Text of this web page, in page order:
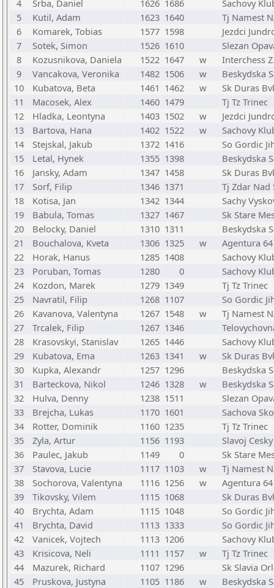
4
Srba, Daniel 1626 1686
Sachovy
5
Kutil, Adam 1623 1640
Tj Namest
6
Komarek, Tobias 1577 1598
Jezdci
7
Sotek, Simon 1526 1610
Slezan
8
Kozusnikova, Daniela 1522 1647 w
Interchess
9
Vancakova, Veronika 1482 1506 w
Beskydska
10
Kubatova, Beta 1461 1462 w
Sk Duras
11
Macosek, Alex 1460 1479
Tj Tz Trinec
12
Hladka, Leontyna 1403 1502 w
Jezdci
13
Bartova, Hana 1402 1522 w
Sachovy
14
Stejskal, Jakub 1372 1416
So Gordic
15
Letal, Hynek 1355 1398
Beskydska
16
Jansky, Adam 1347 1458
Sk Duras
17
Sorf, Filip 1346 1371
Tj Zdar Nad
18
Kotisa, Jan 1342 1344
Sachy
19
Babula, Tomas 1327 1467
Sk Stare
20
Belocky, Daniel 1310 1311
Beskydska
21
Bouchalova, Kveta 1306 1325 w
Agentura
22
Horak, Hanus 1285 1408
Sachovy
23
Poruban, Tomas 1280 0
Sachovy
24
Kozdon, Marek 1279 1349
Tj Tz Trinec
25
Navratil, Filip 1268 1107
So Gordic
26
Kavanova, Valentyna 1267 1548 w
Tj Namest
27
Trcalek, Filip 1267 1346
28
Krasovskyi, Stanislav 1265 1446
Sachovy
29
Kubatova, Ema 1263 1341 w
Sk Duras
30
Kupka, Alexandr 1257 1296
Beskydska
31
Barteckova, Nikol 1246 1328 w
Beskydska
32
Hulva, Denny 1238 1511
Slezan
33
Brejcha, Lukas 1170 1601
Sachova
34
Rotter, Dominik 1160 1235
Tj Tz Trinec
35
Zyla, Artur 1156 1193
Slavoj
36
Paulec, Jakub 1149 0
Sk Stare
37
Stavova, Lucie 1117 1103 w
Tj Namest
38
Sochorova, Valentyna 1116 1256 w
Agentura
39
Tikovsky, Vilem 1115 1068
Sk Duras
40
Brychta, Adam 1115 1048
So Gordic
41
Brychta, David 1113 1333
So Gordic
42
Vanicek, Vojtech 1113 1206
Sachovy
43
Krisicova, Neli 1111 1157 w
Tj Tz Trinec
44
Mazurek, Richard 1107 1296
Sk Slavia
45
Pruskova, Justyna 1105 1186 w
Beskydska